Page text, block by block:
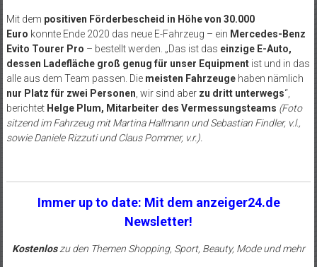
Mit dem positiven Förderbescheid in Höhe von 30.000
Euro konnte Ende 2020 das neue E-Fahrzeug – ein Mercedes-Benz
Evito Tourer Pro – bestellt werden. „Das ist das einzige E-Auto,
dessen Ladefläche groß genug für unser Equipmentist und in das
alle aus dem Team passen. Die meisten Fahrzeugehaben nämlich
nur Platz für zwei Personen , wir sind aber zu dritt unterwegs“,
berichtet Helge Plum, Mitarbeiter des Vermessungsteams (Foto
sitzend im Fahrzeug mit Martina Hallmann und Sebastian Findler, v.l.,
sowie Daniele Rizzuti und Claus Pommer, v.r.).
Immer up to date: Mit dem anzeiger24.de
Newsletter!
Kostenloszu den Themen Shopping, Sport, Beauty, Mode und mehr